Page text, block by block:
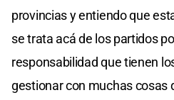
provincias y entiendo que
se trata acá de los partidos
responsabilidad que tienen
gestionar con muchas cosas